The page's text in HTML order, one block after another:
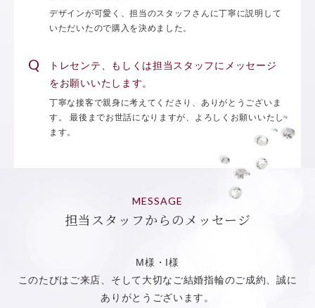
デザインが可愛く、担当のスタッフさんに丁寧に説明して
いただいたので購入を決めました。
トレセンテ、もしくは担当スタッフにメッセージ
をお願いいたします。
丁寧な接客で親身に考えてくださり、ありがとうございま
す。 最後までお世話になりますが、よろしくお願いいたし
ます。
MESSAGE
担当スタッフからのメッセージ
M様・I様
このたびはご来店、そして大切なご結婚指輪のご成約、誠に
ありがとうございます。